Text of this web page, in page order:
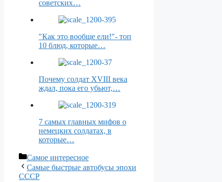
советских…
"Как это вообще ели!"- топ
10 блюд, которые…
Почему солдат XVIII века
ждал, пока его убьют,…
7 самых главных мифов о
немецких солдатах, в
которые…
Рубрики
Самое интересное
Самые быстрые автобусы эпохи
СССР